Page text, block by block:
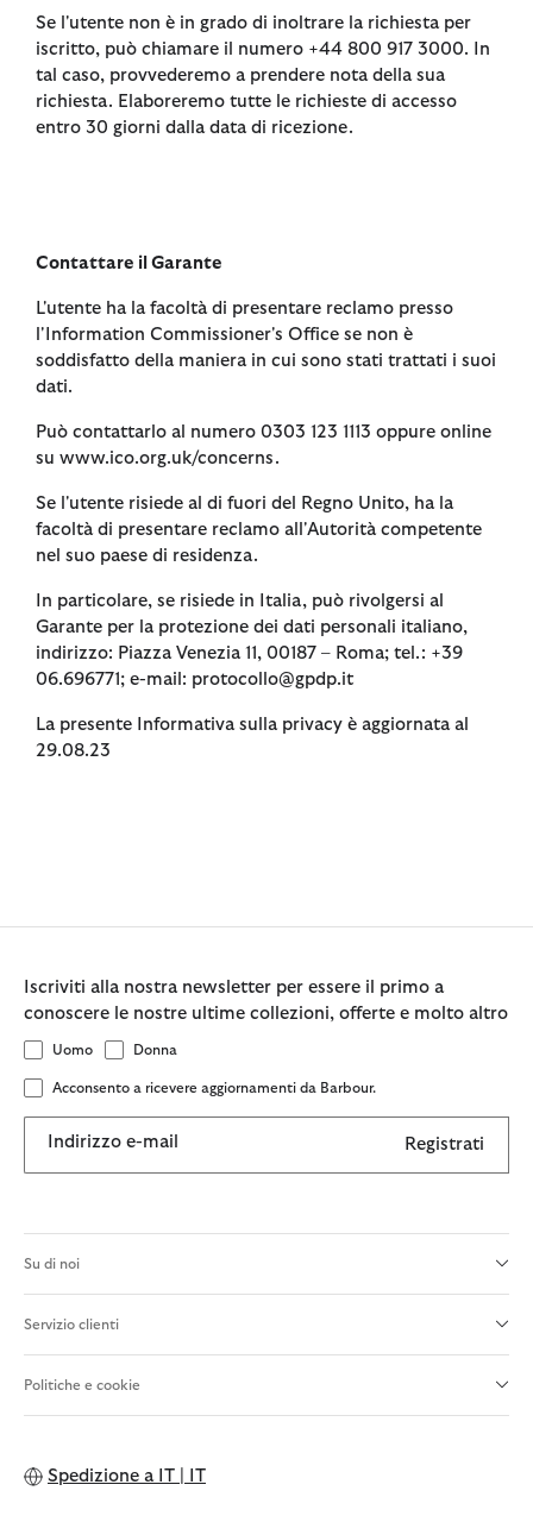
Se l'utente non è in grado di inoltrare la richiesta per
iscritto, può chiamare il numero +44 800 917 3000. In
tal caso, provvederemo a prendere nota della sua
richiesta. Elaboreremo tutte le richieste di accesso
entro 30 giorni dalla data di ricezione.
Contattare il Garante
L'utente ha la facoltà di presentare reclamo presso
l'Information Commissioner's Office se non è
soddisfatto della maniera in cui sono stati trattati i suoi
dati.
Può contattarlo al numero 0303 123 1113 oppure online
su www.ico.org.uk/concerns.
Se l'utente risiede al di fuori del Regno Unito, ha la
facoltà di presentare reclamo all'Autorità competente
nel suo paese di residenza.
In particolare, se risiede in Italia, può rivolgersi al
Garante per la protezione dei dati personali italiano,
indirizzo: Piazza Venezia 11, 00187 – Roma; tel.: +39
06.696771; e-mail: protocollo@gpdp.it
La presente Informativa sulla privacy è aggiornata al
29.08.23
Iscriviti alla nostra newsletter per essere il primo a
conoscere le nostre ultime collezioni, offerte e molto altro
Uomo Donna
Acconsento a ricevere aggiornamenti da Barbour.
Indirizzo e-mail Registrati
Su di noi
Servizio clienti
Politiche e cookie
Spedizione a IT | IT